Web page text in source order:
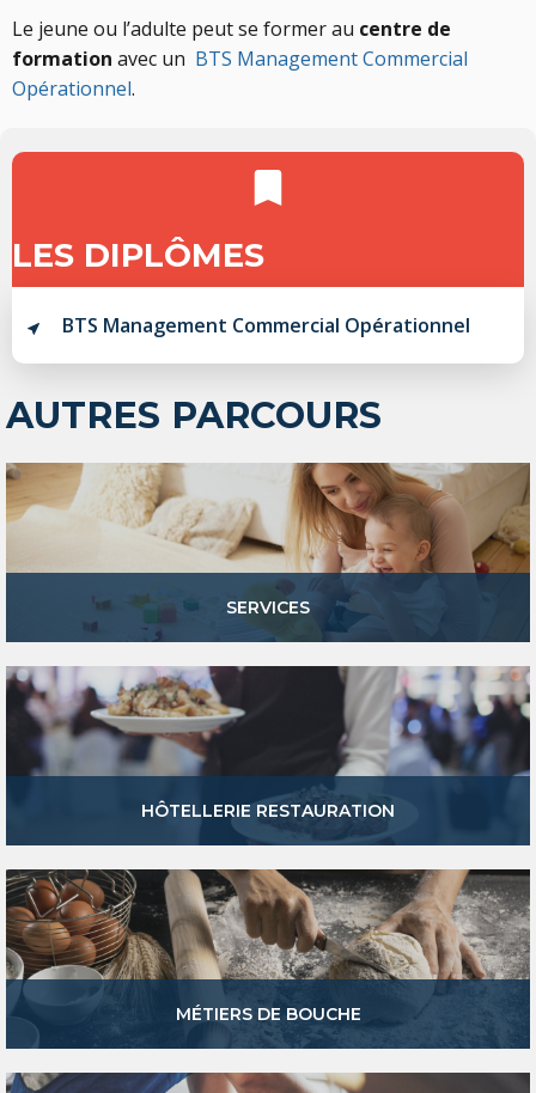
Le jeune ou l’adulte peut se former au centre de
formation avec un BTS Management Commercial
Opérationnel.
LES DIPLÔMES
BTS Management Commercial Opérationnel
AUTRES PARCOURS
SERVICES
HÔTELLERIE RESTAURATION
MÉTIERS DE BOUCHE